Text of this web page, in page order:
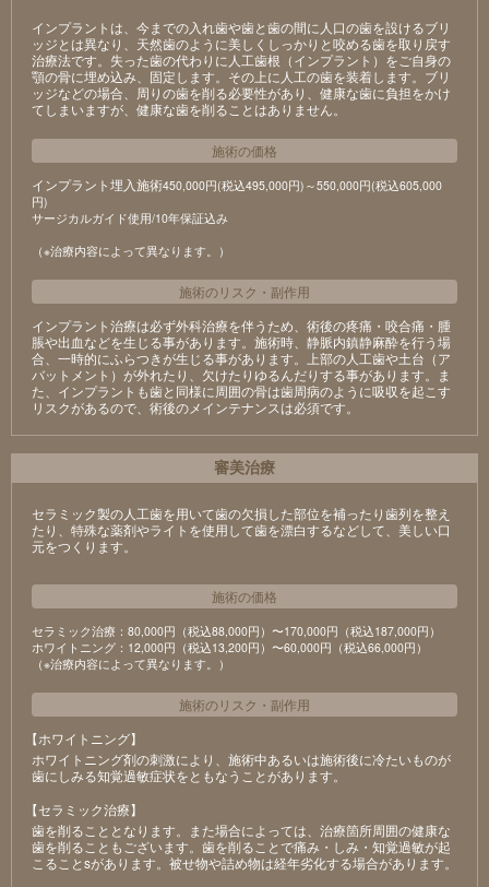
インプラントは、今までの入れ歯や歯と歯の間に人口の歯を設けるブリ
ッジとは異なり、天然歯のように美しくしっかりと咬める歯を取り戻す
治療法です。失った歯の代わりに人工歯根（インプラント）をご自身の
顎の骨に埋め込み、固定します。その上に人工の歯を装着します。ブリ
ッジなどの場合、周りの歯を削る必要性があり、健康な歯に負担をかけ
てしまいますが、健康な歯を削ることはありません。
施術の価格
インプラント埋入施術450,000円(税込495,000円)～550,000円(税込605,000
円)
サージカルガイド使用/10年保証込み
（※治療内容によって異なります。）
施術のリスク ・ 副作用
インプラント治療は必ず外科治療を伴うため、術後の疼痛・咬合痛・腫
脹や出血などを生じる事があります。施術時、静脈内鎮静麻酔を行う場
合、一時的にふらつきが生じる事があります。上部の人工歯や土台（ア
バットメント）が外れたり、欠けたりゆるんだりする事があります。ま
た、インプラントも歯と同様に周囲の骨は歯周病のように吸収を起こす
リスクがあるので、術後のメインテナンスは必須です。
審美治療
セラミック製の⼈⼯⻭を⽤いて⻭の⽋損した部位を補ったり⻭列を整え
たり、特殊な薬剤やライトを使⽤して⻭を漂⽩するなどして、美しい⼝
元をつくります。
施術の価格
セラミック治療：80,000円（税込88,000円）〜170,000円（税込187,000円）
ホワイトニング：12,000円（税込13,200円）〜60,000円（税込66,000円）
（※治療内容によって異なります。）
施術のリスク ・ 副作用
【ホワイトニング】
ホワイトニング剤の刺激により、施術中あるいは施術後に冷たいものが
⻭にしみる知覚過敏症状をともなうことがあります。
【セラミック治療】
⻭を削ることとなります。また場合によっては、治療箇所周囲の健康な
⻭を削ることもございます。⻭を削ることで痛み・しみ・知覚過敏が起
こることsがあります。被せ物や詰め物は経年劣化する場合があります。